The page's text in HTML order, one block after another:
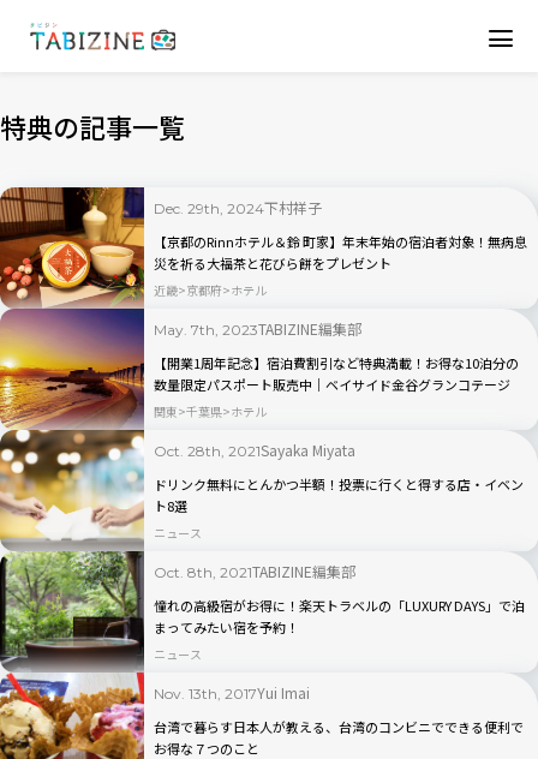
特典の記事一覧
Dec. 29th, 2024下村祥子
【京都のRinnホテル＆鈴 町家】年末年始の宿泊者対象！無病息
災を祈る大福茶と花びら餅をプレゼント
近畿 京都府 ホテル
May. 7th, 2023TABIZINE編集部
【開業1周年記念】宿泊費割引など特典満載！お得な10泊分の
数量限定パスポート販売中｜ベイサイド金谷グランコテージ
関東 千葉県 ホテル
Oct. 28th, 2021Sayaka Miyata
ドリンク無料にとんかつ半額！投票に行くと得する店・イベン
ト8選
ニュース
Oct. 8th, 2021TABIZINE編集部
憧れの高級宿がお得に！楽天トラベルの「LUXURY DAYS」で泊
まってみたい宿を予約！
ニュース
Nov. 13th, 2017Yui Imai
台湾で暮らす日本人が教える、台湾のコンビニでできる便利で
お得な７つのこと